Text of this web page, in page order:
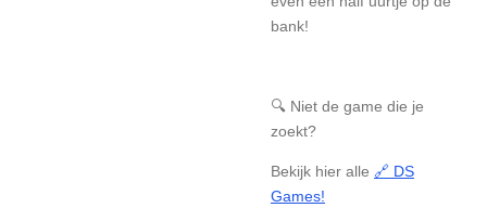
bank!
🔍 Niet de game die je
zoekt?
Bekijk hier alle 🔗 DS
Games!